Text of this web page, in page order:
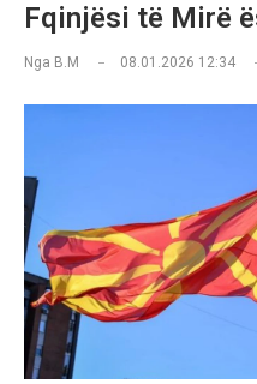
Fqinjësi të Mirë
Nga B.M 08.01.2026 12:34